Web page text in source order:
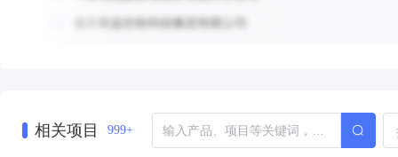
相关项目 999+